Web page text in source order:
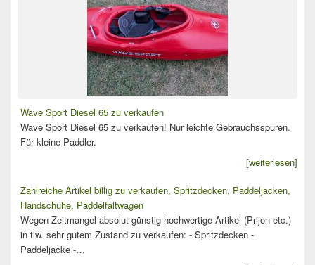
Wave Sport Diesel 65 zu verkaufen
Wave Sport Diesel 65 zu verkaufen! Nur leichte Gebrauchsspuren.
Für kleine Paddler.
[weiterlesen]
Zahlreiche Artikel billig zu verkaufen, Spritzdecken, Paddeljacken,
Handschuhe, Paddelfaltwagen
Wegen Zeitmangel absolut günstig hochwertige Artikel (Prijon etc.)
in tlw. sehr gutem Zustand zu verkaufen: - Spritzdecken -
Paddeljacke -…